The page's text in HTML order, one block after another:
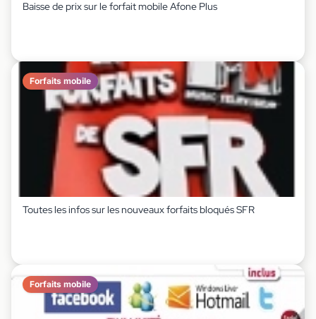
Baisse de prix sur le forfait mobile Afone Plus
Forfaits mobile
Toutes les infos sur les nouveaux forfaits bloqués SFR
Forfaits mobile